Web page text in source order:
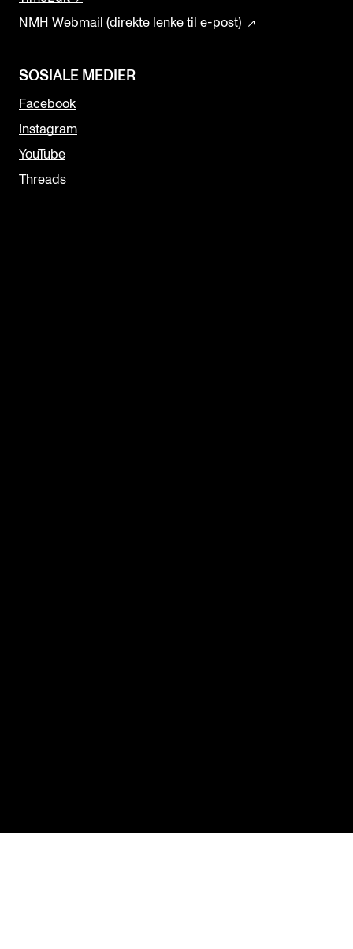
NMH Webmail (direkte lenke til e-post)
SOSIALE MEDIER
Facebook
Instagram
YouTube
Threads